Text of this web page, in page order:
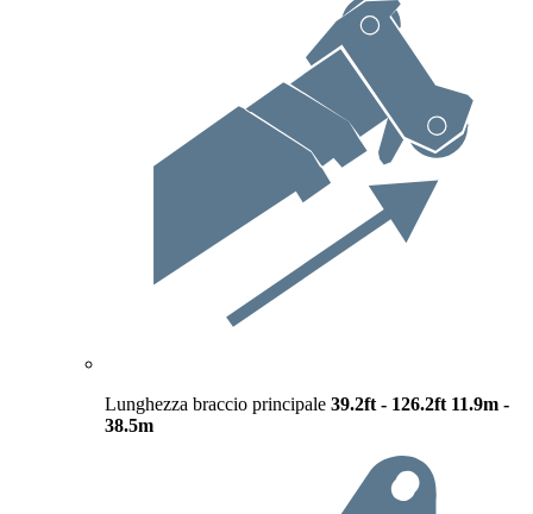
Lunghezza braccio principale 39.2ft - 126.2ft 11.9m -
38.5m